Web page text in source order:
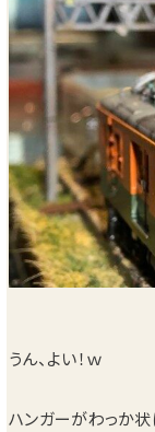
うん、よい！ｗ
ハンガーがわっか状